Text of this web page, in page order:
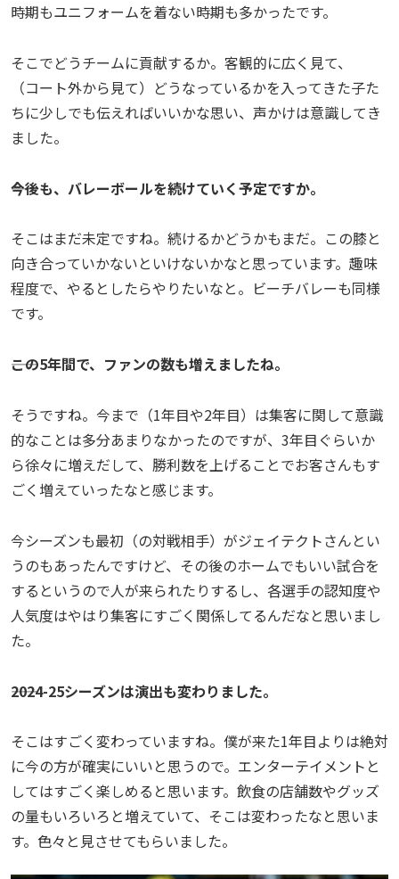
時期もユニフォームを着ない時期も多かったです。
そこでどうチームに貢献するか。客観的に広く見て、
（コート外から見て）どうなっているかを入ってきた子た
ちに少しでも伝えればいいかな思い、声かけは意識してき
ました。
――今後も、バレーボールを続けていく予定ですか。
そこはまだ未定ですね。続けるかどうかもまだ。この膝と
向き合っていかないといけないかなと思っています。趣味
程度で、やるとしたらやりたいなと。ビーチバレーも同様
です。
――この5年間で、ファンの数も増えましたね。
そうですね。今まで（1年目や2年目）は集客に関して意識
的なことは多分あまりなかったのですが、3年目ぐらいか
ら徐々に増えだして、勝利数を上げることでお客さんもす
ごく増えていったなと感じます。
今シーズンも最初（の対戦相手）がジェイテクトさんとい
うのもあったんですけど、その後のホームでもいい試合を
するというので人が来られたりするし、各選手の認知度や
人気度はやはり集客にすごく関係してるんだなと思いまし
た。
――2024-25シーズンは演出も変わりました。
そこはすごく変わっていますね。僕が来た1年目よりは絶対
に今の方が確実にいいと思うので。エンターテイメントと
してはすごく楽しめると思います。飲食の店舗数やグッズ
の量もいろいろと増えていて、そこは変わったなと思いま
す。色々と見させてもらいました。